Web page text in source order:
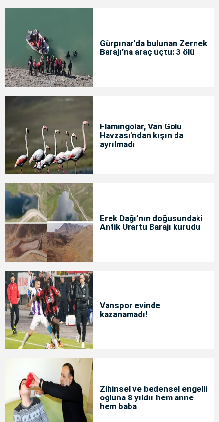
Gürpınar'da bulunan Zernek
Barajı’na araç uçtu: 3 ölü
Flamingolar, Van Gölü
Havzası'ndan kışın da
ayrılmadı
Erek Dağı’nın doğusundaki
Antik Urartu Barajı kurudu
Vanspor evinde
kazanamadı!
Zihinsel ve bedensel engelli
oğluna 8 yıldır hem anne
hem baba